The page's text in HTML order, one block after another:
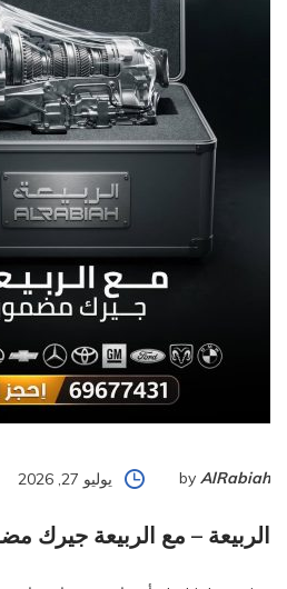
by AlRabiah يوليو 27, 2026
الربيعة – مع الربيعة جيرك